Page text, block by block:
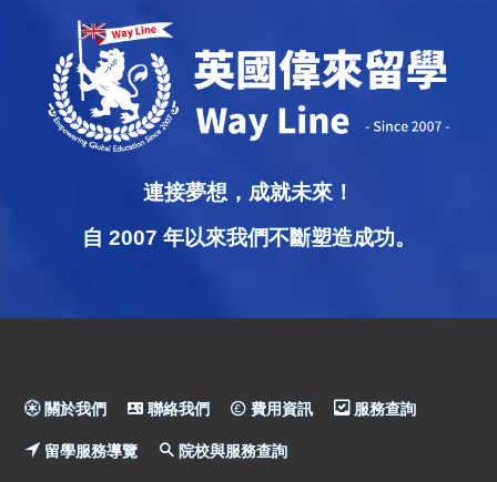
連接夢想，成就未來！
自 2007 年以來我們不斷塑造成功。
關於我們 聯絡我們 費用資訊 服務查詢
留學服務導覽 院校與服務查詢